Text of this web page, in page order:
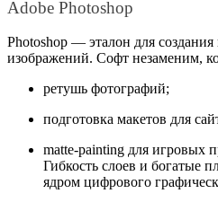
Adobe Photoshop
Photoshop — эталон для
изображений. Софт незаменим,
ретушь фотографий;
подготовка макетов для
matte-painting для игровых
Гибкость слоев и богатые
ядром цифрового